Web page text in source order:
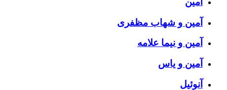
آمین و شهاب مظفری
آمین و نیما علامه
آمین و یاس
آنوئیل